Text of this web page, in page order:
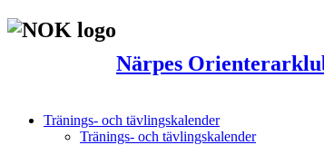
Närpes
Tränings- och tävlingskalender
Tränings- och tävlingskalender